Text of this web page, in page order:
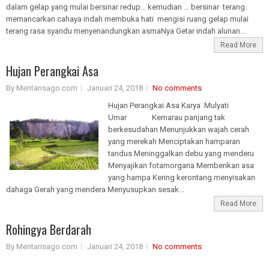
dalam gelap yang mulai bersinar redup... kemudian ... bersinar terang..
memancarkan cahaya indah membuka hati mengisi ruang gelap mulai
terang rasa syandu menyenandungkan asmaNya Getar indah alunan...
Read More
Hujan Perangkai Asa
By Mentarisago.com Januari 24, 2018
No comments
Hujan Perangkai Asa Karya Mulyati
Umar Kemarau panjang tak
berkesudahan Menunjukkan wajah cerah
yang merekah Menciptakan hamparan
tandus Meninggalkan debu yang menderu
Menyajikan fotamorgana Memberikan asa
yang hampa Kering kerontang menyisakan
dahaga Gerah yang mendera Menyusupkan sesak...
Read More
Rohingya Berdarah
By Mentarisago.com Januari 24, 2018
No comments